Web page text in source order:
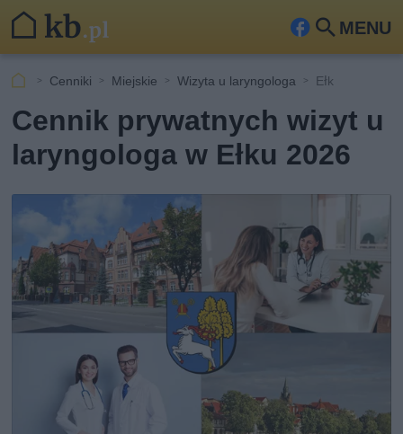
MENU
Fa
ook
Szu
kaj
Cenniki Miejskie Wizyta u laryngologa Ełk
Cennik prywatnych wizyt u
laryngologa w Ełku 2026